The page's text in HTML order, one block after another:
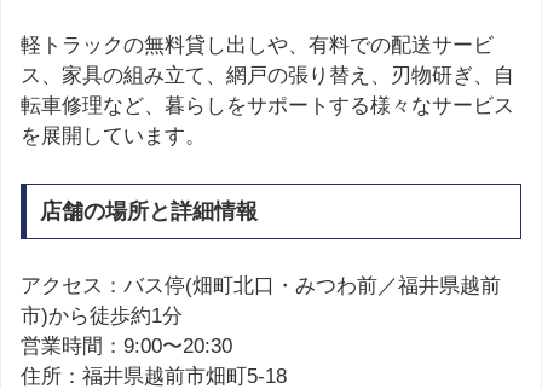
軽トラックの無料貸し出しや、有料での配送サービ
ス、家具の組み立て、網戸の張り替え、刃物研ぎ、自
転車修理など、暮らしをサポートする様々なサービス
を展開しています。
店舗の場所と詳細情報
アクセス：バス停(畑町北口・みつわ前／福井県越前
市)から徒歩約1分
営業時間：9:00〜20:30
住所：福井県越前市畑町5-18